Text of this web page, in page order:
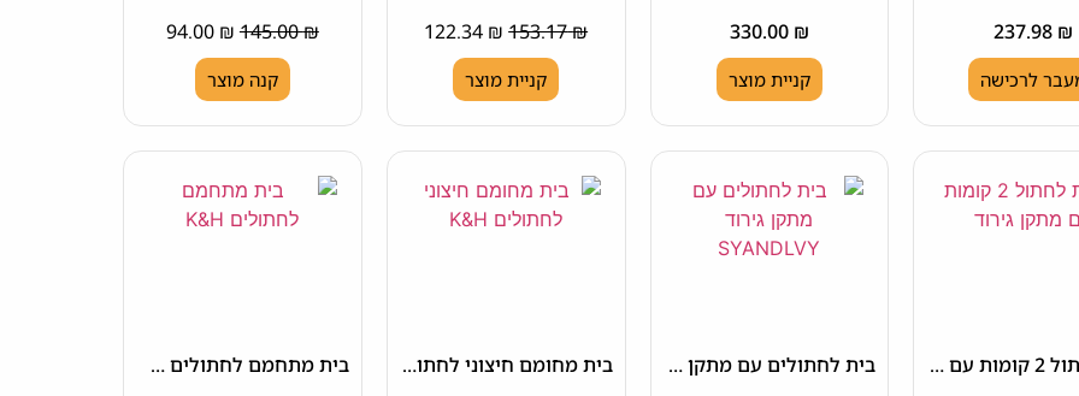
₪
237.98
לרכישה
₪
330.00
קניית מוצר
₪
153.17
₪
קניית מוצר
₪
145.00
₪
94.00
קנה מוצר
בית לחתול 2 קומות עם מתקן גירוד
בית לחתולים עם מתקן גירוד SYANDLVY
בית מחומם חיצוני לחתולים K&H
בית מתחמם לחתולים K&H